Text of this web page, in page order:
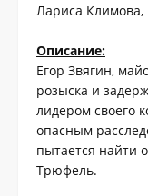
Лариса
Описание:
Егор Звягин,
розыска и
лидером своего
опасным
пытается найти
Трюфель.